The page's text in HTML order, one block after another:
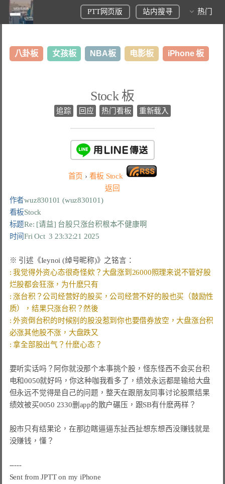
PTT网页版 站内搜寻 热门
八卦板 女孩板 NBA板 电影板 iPhone 板
Stock 板
追踪 回应 热门看板 重新载入
首页 › 看板 Stock
返回
作者wuz830101 (wuz830101)
看板Stock
标题Re: [请益] 台股只涨台积根本不健康啊
时间Fri Oct  3 23:32:21 2025
: 我觉得外资心态很奇怪欸？大盘涨到26000照理来说不管好股
: 涨台积？公司经营好的股买，公司经营不好的股也买（鼓励性
: 外资倒台积的时候别的股没惹到你也要借券放空，大盘涨台积
要听实话吗？阿你就没那个本事挑个股，怪东怪西不会买台积
电和0050就好吗，你这种咖我看多了，绩效永远都是输给大盘
但永远不觉得是自己的问题，整天在跟朋友同事讨论股票结果
绩效被买0050 2330删app的散户碾压，跟SB有什麽两样？
股市只有结果论，在那边瞎逼逼东扯西扯想东想西没赚钱就是
没赚钱，懂？
-----
Sent from JPTT on my iPhone